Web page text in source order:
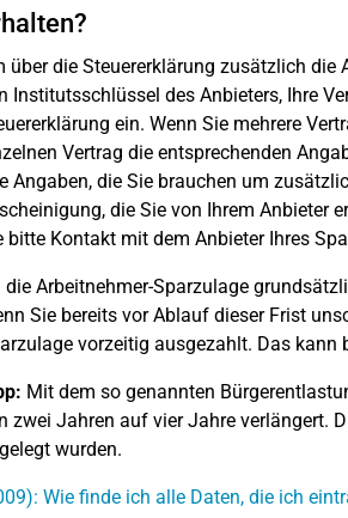
über die Steuererklärung zusätzlich die
Institutsschlüssel des Anbieters, Ihre
ein. Wenn Sie mehrere
Vertrag die entsprechenden
Angaben, die Sie brauchen um
die Sie von Ihrem Anbieter
bitte Kontakt mit dem Anbieter Ihres
die Arbeitnehmer-Sparzulage
Sie bereits vor Ablauf dieser Frist
vorzeitig ausgezahlt. Das
Mit dem so genannten
zwei Jahren auf vier Jahre verlängert.
wurden.
Wie finde ich alle Daten, die ich